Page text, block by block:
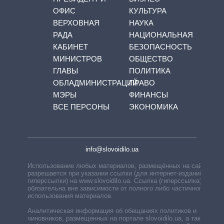
ОФИС
ВЕРХОВНАЯ
РАДА
КАБИНЕТ
МИНИСТРОВ
ГЛАВЫ
ОБЛАДМИНИСТРАЦИЙ
МЭРЫ
ВСЕ ПЕРСОНЫ
КУЛЬТУРА
НАУКА
НАЦИОНАЛЬНАЯ
БЕЗОПАСНОСТЬ
ОБЩЕСТВО
ПОЛИТИКА
ПРАВО
ФИНАНСЫ
ЭКОНОМИКА
info@slovoidilo.ua
Использование любых материалов, размещённых на сайте,
разрешается при указании ссылки (для интернет-изданий —
гиперссылки) на www.slovoidilo.ua. Ссылка (гиперссылка)
обязательна вне зависимости от полного либо частичного
использования материалов.
Аналитическая информация об обещаниях политиков и
чиновников, размещенных на портале slovoidilo.ua, а также